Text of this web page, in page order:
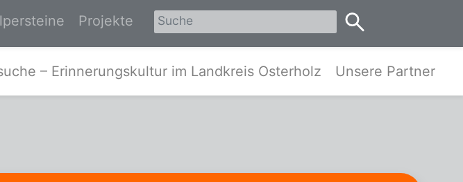
Spurensuche-Osterholz
Projekte
– Erinnerungskultur im Landkreis Osterholz Unsere Partner